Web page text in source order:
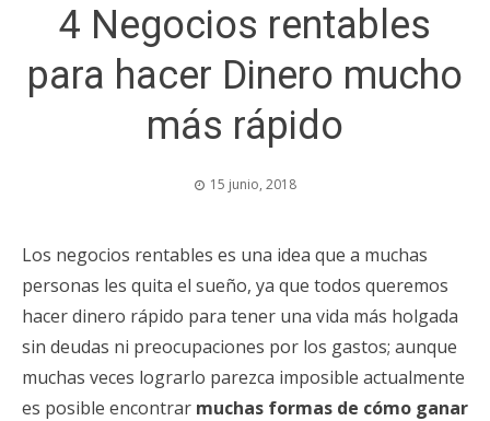
4 Negocios rentables
para hacer Dinero mucho
más rápido
15 junio, 2018
Los negocios rentables es una idea que a muchas
personas les quita el sueño, ya que todos queremos
hacer dinero rápido para tener una vida más holgada
sin deudas ni preocupaciones por los gastos; aunque
muchas veces lograrlo parezca imposible actualmente
es posible encontrar muchas formas de cómo ganar